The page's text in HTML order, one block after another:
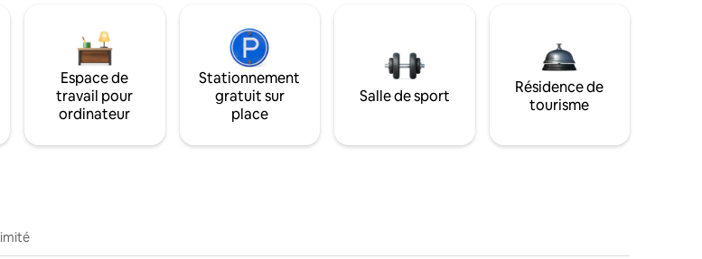
Espace de
travail pour
ordinateur
Stationnement
gratuit sur
place
Salle de sport
Résidence de
tourisme